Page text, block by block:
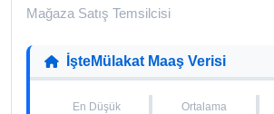
Mağaza Satış Temsilcisi
İşteMülakat Maaş Verisi
En Düşük Ortalama